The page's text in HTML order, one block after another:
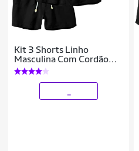
Kit 3 Shorts Linho
Masculina Com Cordão
Bermuda Casual Verão